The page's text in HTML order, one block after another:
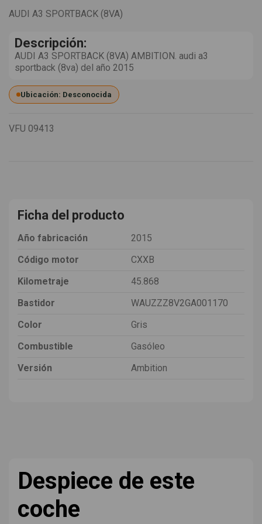
AUDI A3 SPORTBACK (8VA)
Descripción:
AUDI A3 SPORTBACK (8VA) AMBITION. audi a3
sportback (8va) del año 2015
Ubicación: Desconocida
VFU 09413
Ficha del producto
Año fabricación
2015
Código motor
CXXB
Kilometraje
45.868
Bastidor
WAUZZZ8V2GA001170
Color
Gris
Combustible
Gasóleo
Versión
Ambition
Despiece de este
coche